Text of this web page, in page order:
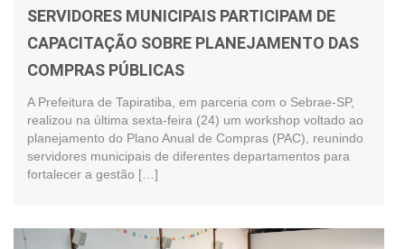
SERVIDORES MUNICIPAIS PARTICIPAM DE
CAPACITAÇÃO SOBRE PLANEJAMENTO DAS
COMPRAS PÚBLICAS
A Prefeitura de Tapiratiba, em parceria com o Sebrae-SP,
realizou na última sexta-feira (24) um workshop voltado ao
planejamento do Plano Anual de Compras (PAC), reunindo
servidores municipais de diferentes departamentos para
fortalecer a gestão […]